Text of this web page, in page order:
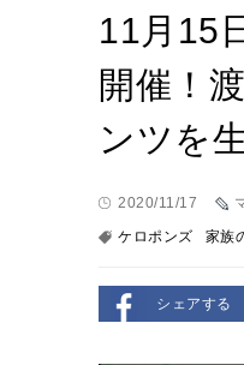
11月15
開催！
ンツを
2020/11/17
ケロポンズ
家族
シェアする